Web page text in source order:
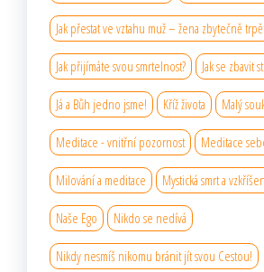
Jak přestat ve vztahu muž – žena zbytečně
Jak přijímáte svou smrtelnost? Jak se zbavit
Já a Bůh jedno jsme! Kříž života Malý
Meditace - vnitřní pozornost Meditace
Milování a meditace Mystická smrt a
Naše Ego Nikdo se nedívá
Nikdy nesmíš nikomu bránit jít svou Cestou!